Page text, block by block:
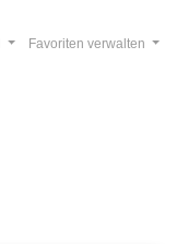
Favoriten verwalten